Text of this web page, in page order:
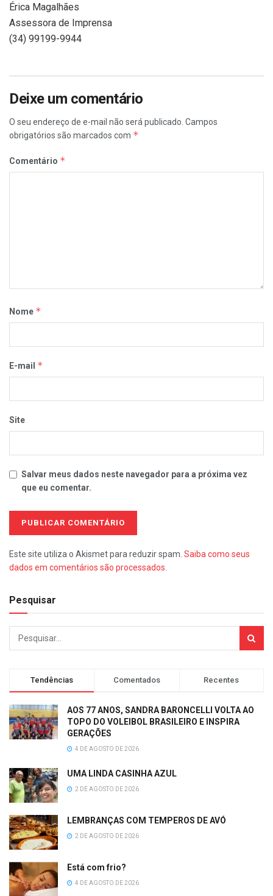
Érica Magalhães
Assessora de Imprensa
(34) 99199-9944
Deixe um comentário
O seu endereço de e-mail não será publicado. Campos
obrigatórios são marcados com *
Comentário *
Nome *
E-mail *
Site
Salvar meus dados neste navegador para a próxima vez
que eu comentar.
Este site utiliza o Akismet para reduzir spam. Saiba como seus
dados em comentários são processados
Pesquisar
Tendências Comentados Recentes
AOS 77 ANOS, SANDRA BARONCELLI VOLTA AO
TOPO DO VOLEIBOL BRASILEIRO E INSPIRA
GERAÇÕES
4 DE AGOSTO DE 2026
UMA LINDA CASINHA AZUL
2 DE AGOSTO DE 2026
LEMBRANÇAS COM TEMPEROS DE AVÓ
2 DE AGOSTO DE 2026
Está com frio?
4 DE AGOSTO DE 2026